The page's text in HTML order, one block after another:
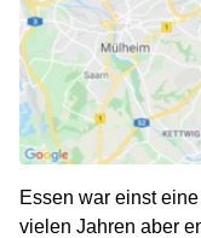
Essen war einst
vielen Jahren aber